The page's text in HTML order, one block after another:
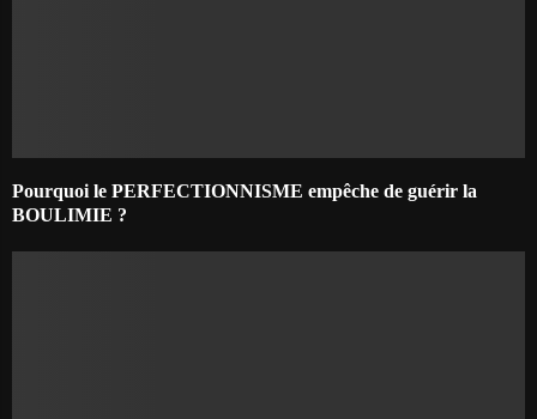
Pourquoi le PERFECTIONNISME empêche de guérir la
BOULIMIE ?